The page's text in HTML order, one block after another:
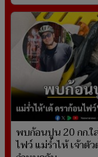
พบก้อนปูน 20 กก.ใ
ไฟว์ แม่ร่ำไห้ เจ้าตั